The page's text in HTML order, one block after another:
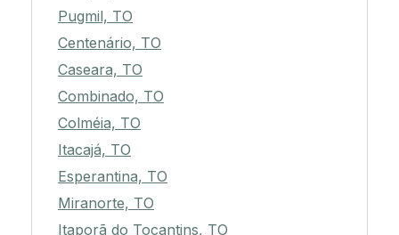
Pugmil, TO
Centenário, TO
Caseara, TO
Combinado, TO
Colméia, TO
Itacajá, TO
Esperantina, TO
Miranorte, TO
Itaporã do Tocantins, TO